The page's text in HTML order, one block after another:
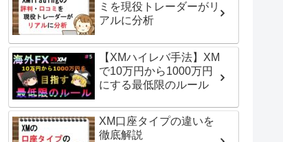
ミを現役トレーダーがリ
アルに分析
【XMハイレバ手法】XM
で10万円から1000万円
にする最低限のルール
XM口座タイプの違いを
徹底解説